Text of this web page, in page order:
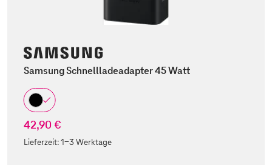
Samsung Schnellladeadapter 45 Watt
42,90 €
Lieferzeit:1-3 Werktage